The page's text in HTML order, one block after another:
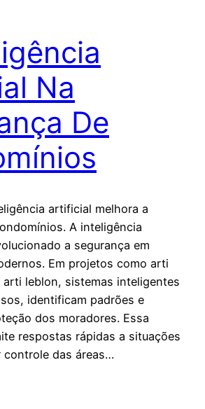
Na
De
artificial melhora a
A inteligência
a segurança em
Em projetos como arti
leblon, sistemas inteligentes
identificam padrões e
dos moradores. Essa
respostas rápidas a situações
controle das áreas…